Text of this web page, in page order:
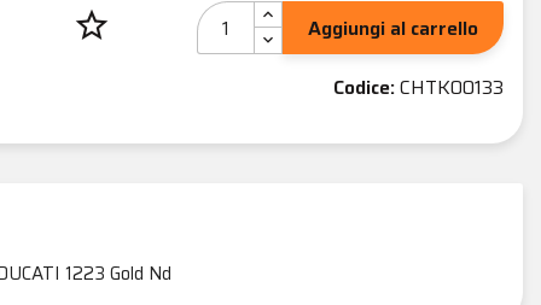
star_border
Aggiungi al carrello
Codice:CHTK00133
1223 Gold Nd